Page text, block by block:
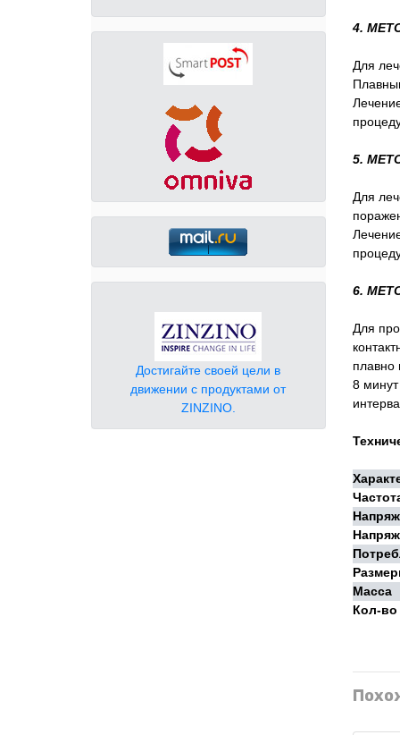
Достигайте своей цели в
движении с продуктами от
ZINZINO.
4.
Для
5.
Для
6.
Для
плавно
8
Масса
Кол-во